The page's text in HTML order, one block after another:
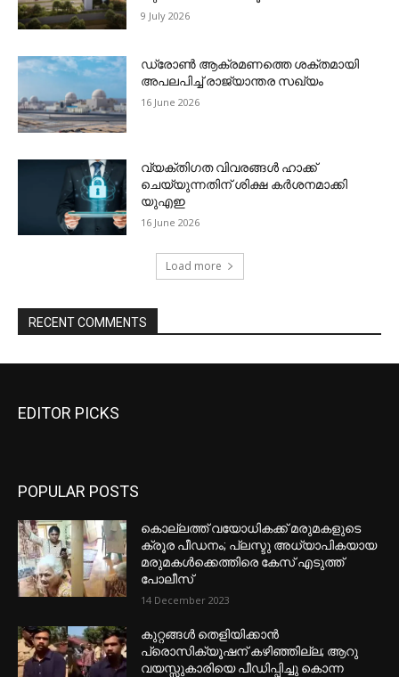
EDITOR PICKS
POPULAR POSTS
കൊല്ലത്ത് വയോധികക്ക് മരുമകളുടെ
ക്രൂര പീഡനം; പ്ലസ്ടു അധ്യാപികയായ
മരുമകൾക്കെത്തിരെ കേസ് എടുത്ത്
പോലീസ്
14 December 2023
കുറ്റങ്ങൾ തെളിയിക്കാൻ
പ്രൊസിക്യൂഷന് കഴിഞ്ഞില്ല; ആറു
വയസ്സുകാരിയെ പീഡിപ്പിച്ചു കൊന്ന